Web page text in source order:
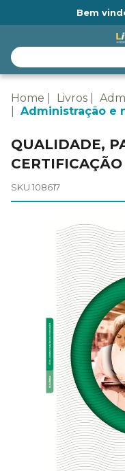
Bem
Home Livros
Administração e
QUALIDADE,
CERTIFICAÇÃO
SKU 108617